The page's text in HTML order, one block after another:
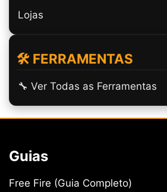
Lojas
🛠️ FERRAMENTAS
🔧 Ver Todas as Ferramentas
Guias
Free Fire (Guia Completo)